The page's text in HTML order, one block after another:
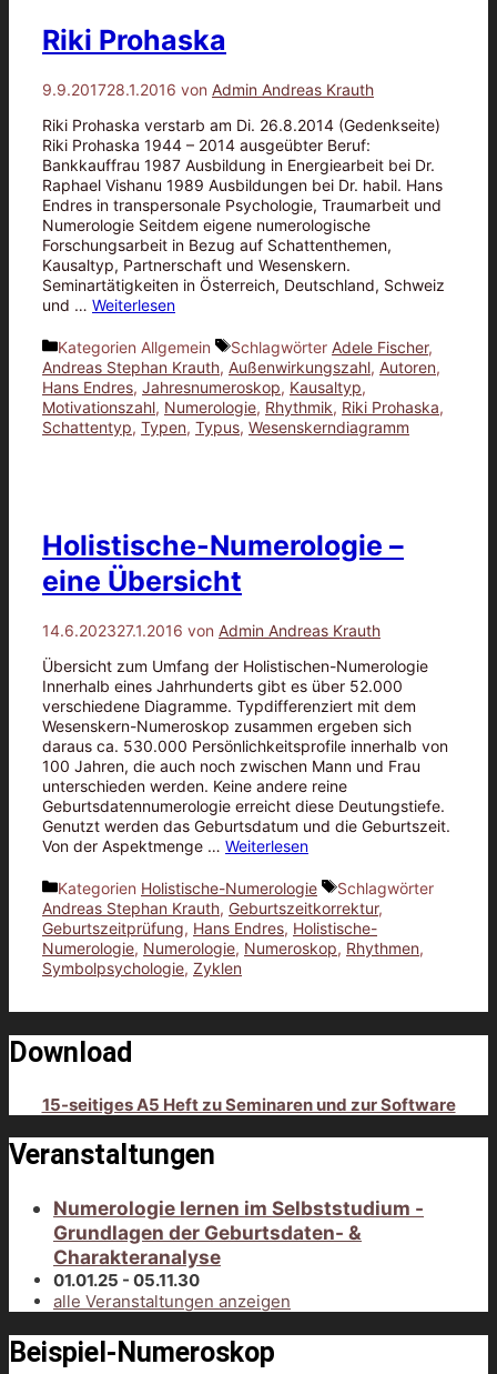
Riki Prohaska
9.9.201728.1.2016 von Admin Andreas Krauth
Riki Prohaska verstarb am Di. 26.8.2014 (Gedenkseite)
Riki Prohaska 1944 – 2014 ausgeübter Beruf:
Bankkauffrau 1987 Ausbildung in Energiearbeit bei Dr.
Raphael Vishanu 1989 Ausbildungen bei Dr. habil. Hans
Endres in transpersonale Psychologie, Traumarbeit und
Numerologie Seitdem eigene numerologische
Forschungsarbeit in Bezug auf Schattenthemen,
Kausaltyp, Partnerschaft und Wesenskern.
Seminartätigkeiten in Österreich, Deutschland, Schweiz
und … Weiterlesen
Kategorien Allgemein Schlagwörter Adele Fischer,
Andreas Stephan Krauth, Außenwirkungszahl, Autoren,
Hans Endres, Jahresnumeroskop, Kausaltyp,
Motivationszahl, Numerologie, Rhythmik, Riki Prohaska,
Schattentyp, Typen, Typus, Wesenskerndiagramm
Holistische-Numerologie –
eine Übersicht
14.6.202327.1.2016 von Admin Andreas Krauth
Übersicht zum Umfang der Holistischen-Numerologie
Innerhalb eines Jahrhunderts gibt es über 52.000
verschiedene Diagramme. Typdifferenziert mit dem
Wesenskern-Numeroskop zusammen ergeben sich
daraus ca. 530.000 Persönlichkeitsprofile innerhalb von
100 Jahren, die auch noch zwischen Mann und Frau
unterschieden werden. Keine andere reine
Geburtsdatennumerologie erreicht diese Deutungstiefe.
Genutzt werden das Geburtsdatum und die Geburtszeit.
Von der Aspektmenge … Weiterlesen
Kategorien Holistische-Numerologie
Schlagwörter
Andreas Stephan Krauth, Geburtszeitkorrektur,
Geburtszeitprüfung, Hans Endres, Holistische-
Numerologie, Numerologie, Numeroskop, Rhythmen,
Symbolpsychologie, Zyklen
Download
15-seitiges A5 Heft zu Seminaren und zur Software
Veranstaltungen
Numerologie lernen im Selbststudium -
Grundlagen der Geburtsdaten- &
Charakteranalyse
01.01.25 - 05.11.30
alle Veranstaltungen anzeigen
Beispiel-Numeroskop